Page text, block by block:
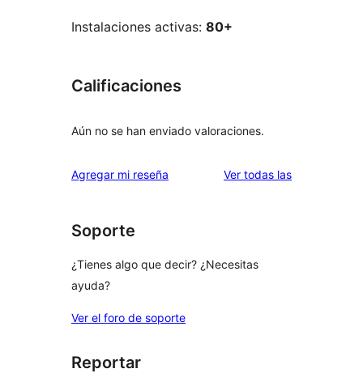
Instalaciones activas: 80+
Calificaciones
Aún no se han enviado valoraciones.
Agregar mi reseña Ver todas lasreseñas
Soporte
¿Tienes algo que decir? ¿Necesitas
ayuda?
Ver el foro de soporte
Reportar